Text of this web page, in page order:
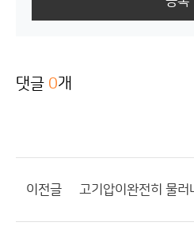
댓글 0개
이전글 고기압이완전히 물러